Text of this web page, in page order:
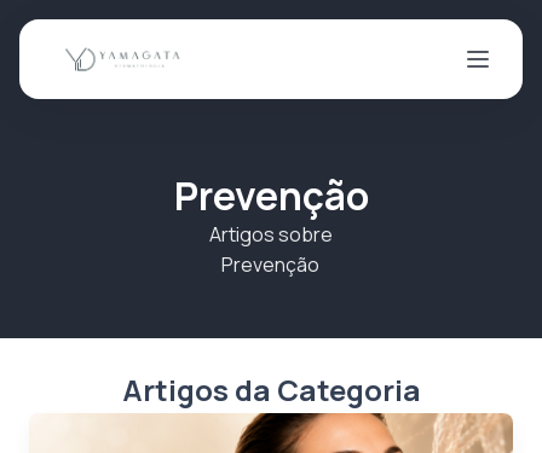
Prevenção
Artigos sobre
Prevenção
Artigos da Categoria